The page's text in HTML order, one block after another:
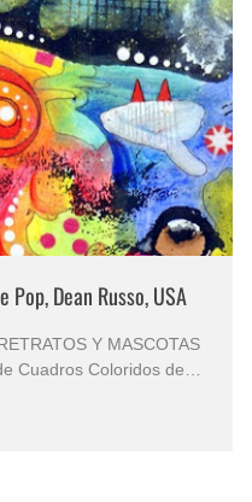
Rostros Bellos, La Perfección del Dibujo A Lápiz, Biryulina Vita
Fotos Artísticas de las Actrices de Hollywood Más Bellas del Mundo
de negras africanas?
surrealista
Dean Russo, USA
Y MASCOTAS